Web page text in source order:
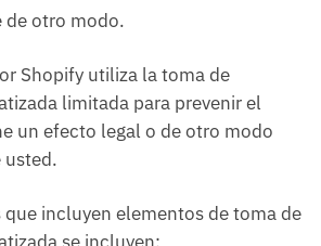
de otro modo.
Shopify utiliza la toma de
limitada para prevenir el
un efecto legal o de otro modo
usted.
que incluyen elementos de toma de